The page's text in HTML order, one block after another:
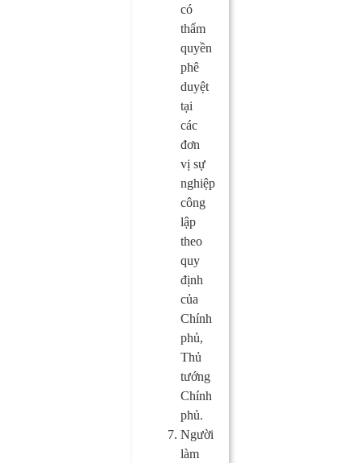
có
thẩm
quyền
phê
duyệt
tại
các
đơn
vị sự
nghiệp
công
lập
theo
quy
định
của
Chính
phủ,
Thủ
tướng
Chính
phủ.
Người
làm